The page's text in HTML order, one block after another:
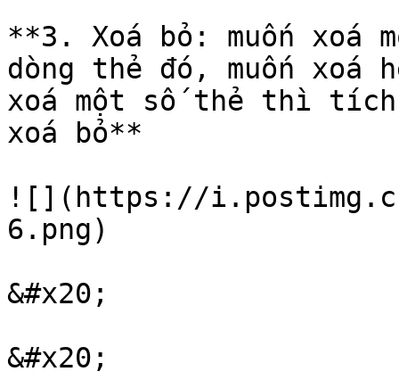
**3. Xoá bỏ: muốn xoá
dòng thẻ đó, muốn
xoá một số thẻ thì tích
xoá bỏ**
![](https://
6.png)
&#x20;